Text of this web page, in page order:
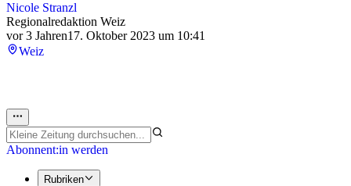
Nicole Stranzl
Regionalredaktion Weiz
vor 3 Jahren17. Oktober 2023 um 10:41
Weiz
Abonnent:in werden
Rubriken